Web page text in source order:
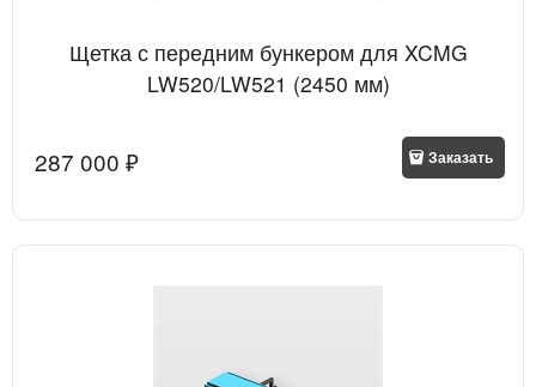
Щетка с передним бункером для XCMG
LW520/LW521 (2450 мм)
287 000 ₽ Заказать